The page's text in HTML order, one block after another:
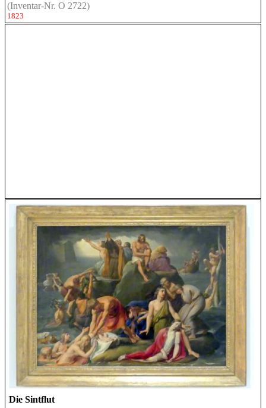
(Inventar-Nr. O 2722)
1823
Die Sintflut